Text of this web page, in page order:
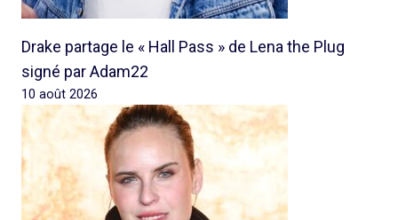
Drake partage le « Hall Pass » de Lena the Plug
signé par Adam22
10 août 2026